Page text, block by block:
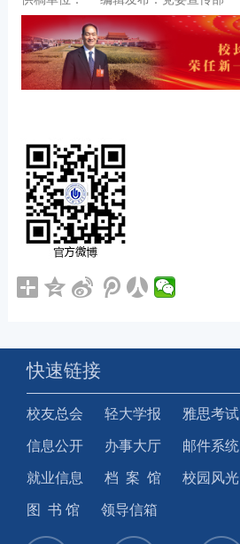
快速链接
校友总会 轻大学报 雅思考试
信息公开 办事大厅 邮件系统
就业信息 档 案 馆 校园风光
图 书 馆 领导信箱